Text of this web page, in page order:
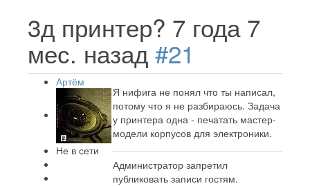
3д принтер? 7 года 7
мес. назад #21
Артём
Не в сети
Я нифига не понял что ты написал,
потому что я не разбираюсь. Задача
у принтера одна - печатать мастер-
модели корпусов для электроники.
Администратор запретил
публиковать записи гостям.